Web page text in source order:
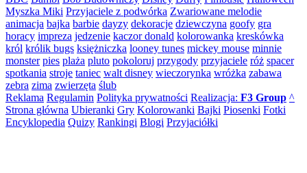
Myszka Miki Przyjaciele z podwórka Zwariowane melodie
animacja bajka barbie dayzy dekoracje dziewczyna goofy gra
horacy impreza jedzenie kaczor donald kolorowanka kreskówka
król królik bugs księżniczka looney tunes mickey mouse minnie
monster pies plaża pluto pokoloruj przygody przyjaciele róż spacer
spotkania stroje taniec walt disney wieczorynka wróżka zabawa
zebra zima zwierzęta ślub
Reklama Regulamin Polityka prywatności Realizacja: F3 Group ^
Strona główna Ubieranki Gry Kolorowanki Bajki Piosenki Fotki
Encyklopedia Quizy Rankingi Blogi Przyjaciółki